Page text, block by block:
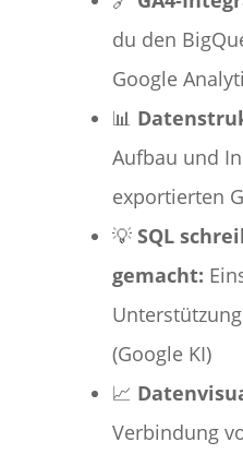
du den
Google
📊
Aufbau und
exportierten
💡 SQL
gemacht:
(Google KI)
📈
Verbindung